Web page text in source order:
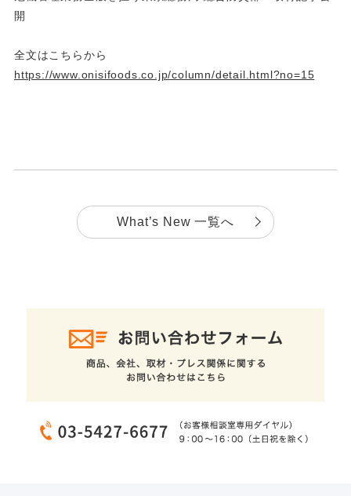
開
全文はこちらから
https://www.onisifoods.co.jp/column/detail.html?no=15
What’s New 一覧へ